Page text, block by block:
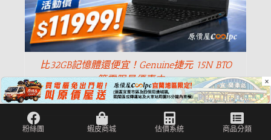
比32GB記憶體還便宜！Genuine捷元 15N BTO
筆電限量優惠中。
NT$12,999 NT$11,999
×